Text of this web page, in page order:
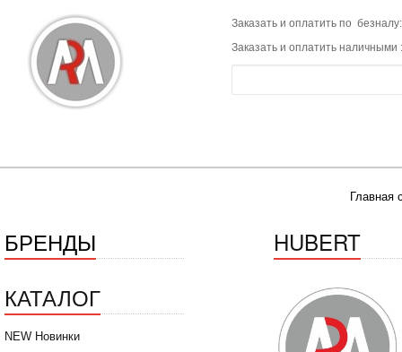
Заказать и оплатить по
Заказать и оплатить наличными
Главная
БРЕНДЫ
КАТАЛОГ
NEW Новинки
HUBERT